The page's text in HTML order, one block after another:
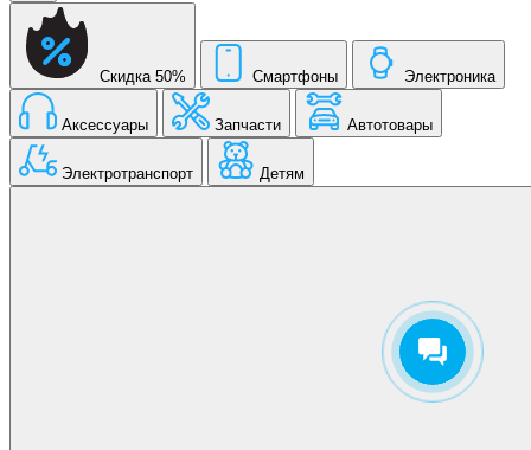
Скидка 50% Смартфоны Электроника
Аксессуары Запчасти Автотовары
Электротранспорт Детям